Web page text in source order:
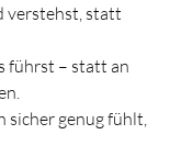
verstehst, statt
führst – statt an
genug fühlt,